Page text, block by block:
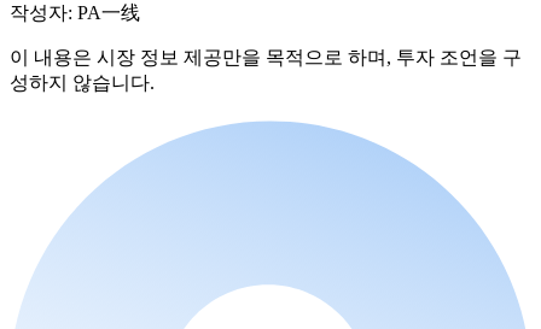
작성자: PA一线
이 내용은 시장 정보 제공만을 목적으로 하며, 투자 조언을 구
성하지 않습니다.